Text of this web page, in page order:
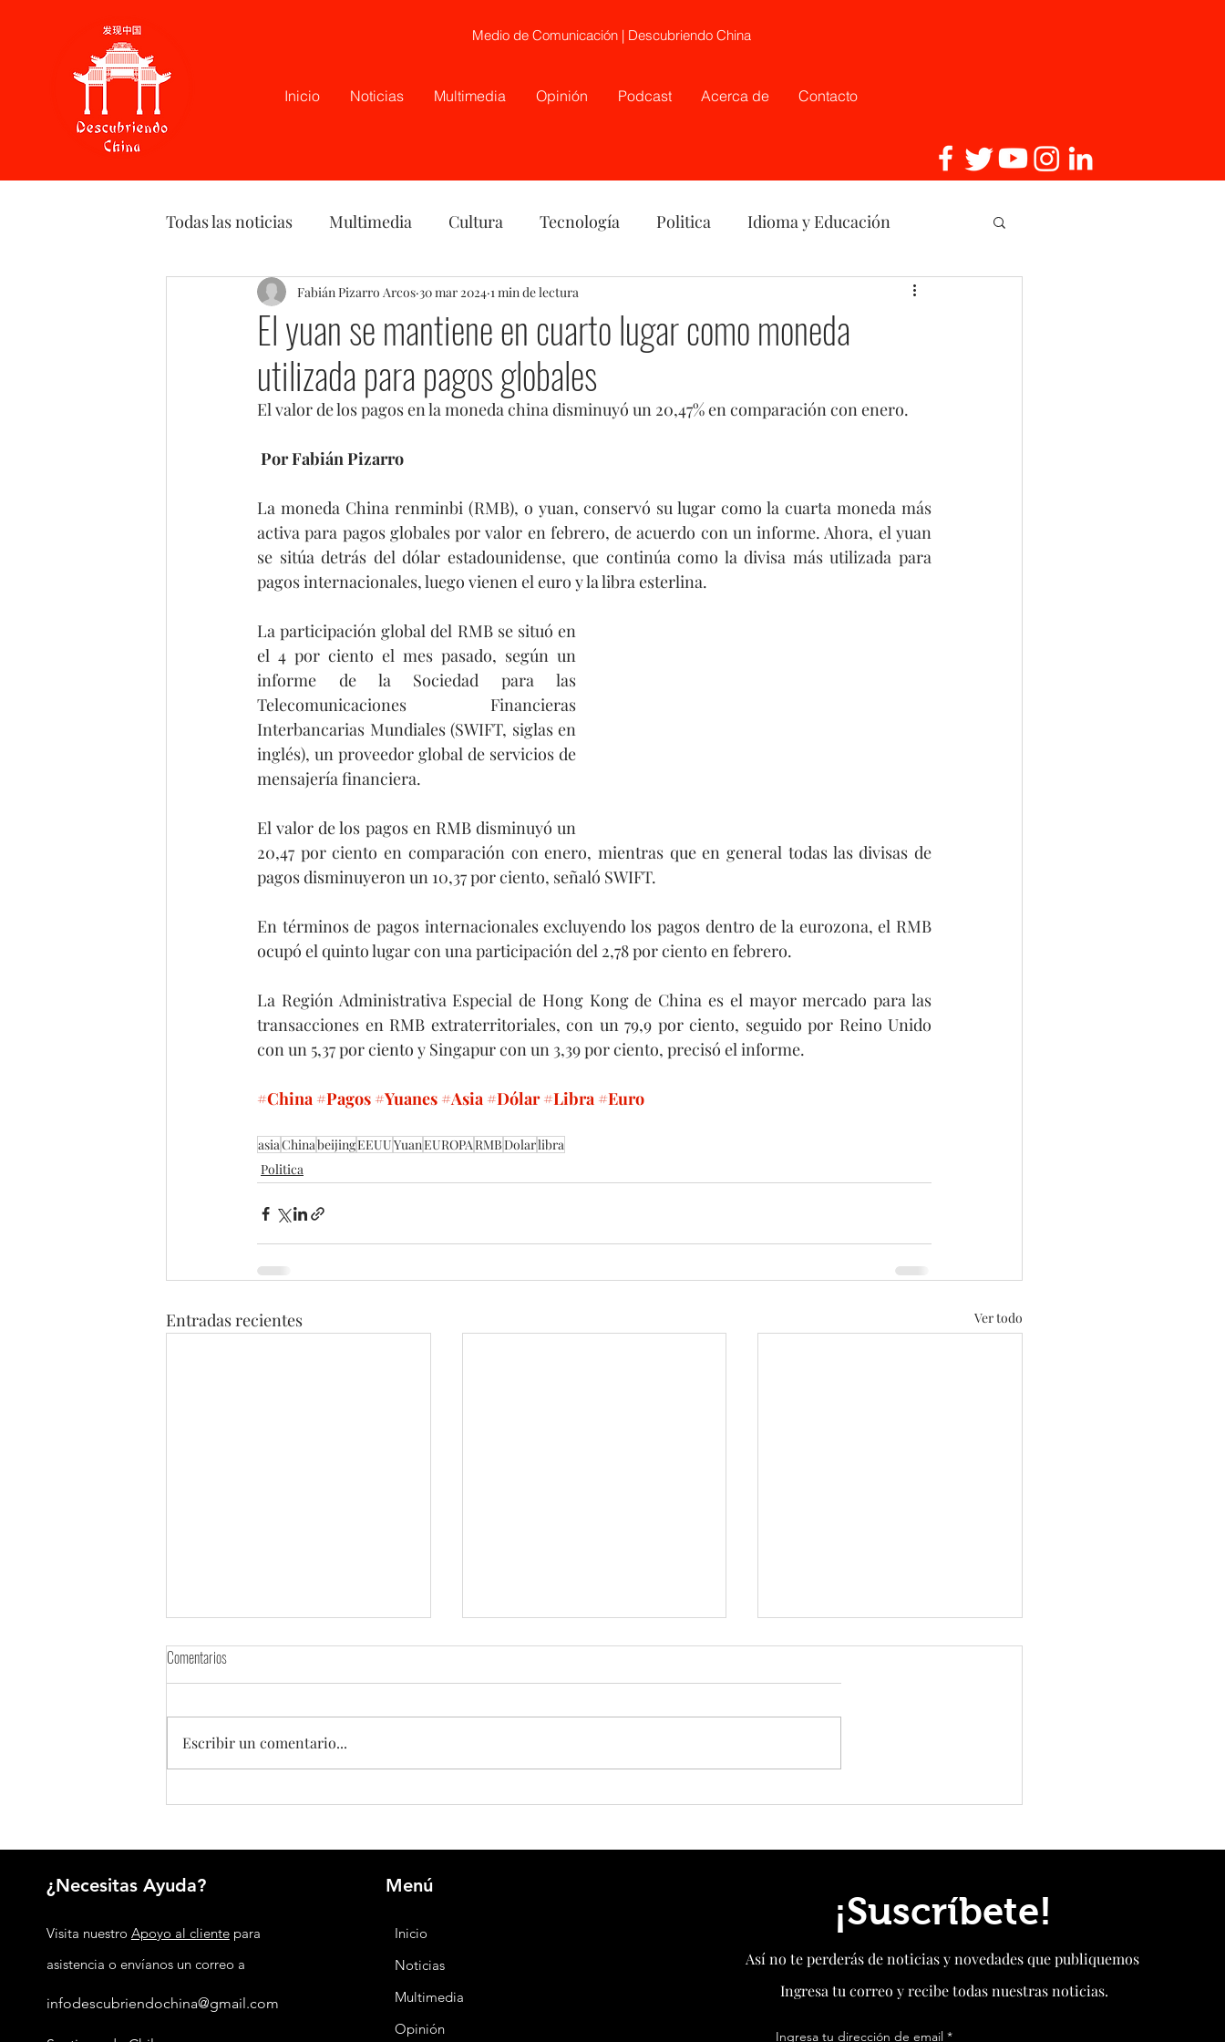
Medio de Comunicación | Descubriendo China
Inicio Noticias Multimedia Opinión Podcast Acerca de Contacto
Todas las noticias Multimedia Cultura Tecnología Politica Idioma y Educación
Podcast Opinión China Etnia
El yuan se mantiene en cuarto lugar como moneda
utilizada para pagos globales
Fabián Pizarro Arcos 30 mar 2024 1 min de lectura
El valor de los pagos en la moneda china disminuyó un 20,47% en comparación con enero.
Por Fabián Pizarro
La moneda China renminbi (RMB), o yuan, conservó su lugar como la cuarta moneda más
activa para pagos globales por valor en febrero, de acuerdo con un informe. Ahora, el yuan
se sitúa detrás del dólar estadounidense, que continúa como la divisa más utilizada para
pagos internacionales, luego vienen el euro y la libra esterlina.
La participación global del RMB se situó en
el 4 por ciento el mes pasado, según un
informe de la Sociedad para las
Telecomunicaciones Financieras
Interbancarias Mundiales (SWIFT, siglas en
inglés), un proveedor global de servicios de
mensajería financiera.
El valor de los pagos en RMB disminuyó un
20,47 por ciento en comparación con enero, mientras que en general todas las divisas de
pagos disminuyeron un 10,37 por ciento, señaló SWIFT.
En términos de pagos internacionales excluyendo los pagos dentro de la eurozona, el RMB
ocupó el quinto lugar con una participación del 2,78 por ciento en febrero.
La Región Administrativa Especial de Hong Kong de China es el mayor mercado para las
transacciones en RMB extraterritoriales, con un 79,9 por ciento, seguido por Reino Unido
con un 5,37 por ciento y Singapur con un 3,39 por ciento, precisó el informe.
#China #Pagos #Yuanes #Asia #Dólar #Libra #Euro
asiaChinabeijingEEUUYuanEUROPARMBDolarlibra
Politica
Entradas recientes Ver todo
Argentina y China renuevan por cinco
Banco Central de China inyectará
liquidez financiera
China endurece respuesta a EEUU:
exportaciones de drones y eleva la
Comentarios
Escribir un comentario...
¿Necesitas Ayuda?
Visita nuestro Apoyo al clientepara
asistencia o envíanos un correo a
infodescubriendochina@gmail.com
Menú
Inicio
Noticias
Multimedia
Opinión
¡Suscríbete!
Así no te perderás de noticias y novedades que publiquemos
Ingresa tu correo y recibe todas nuestras noticias.
Ingresa tu dirección de email